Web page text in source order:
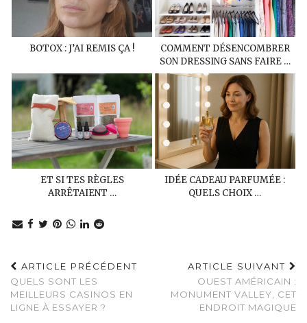
BOTOX : J’AI REMIS ÇA !
COMMENT DÉSENCOMBRER
SON DRESSING SANS FAIRE …
ET SI TES RÈGLES
ARRÊTAIENT …
IDÉE CADEAU PARFUMÉE :
QUELS CHOIX …
ARTICLE PRÉCÉDENT
QUELS SONT LES
MEILLEURS CASINOS EN
LIGNE À ESSAYER ?
ARTICLE SUIVANT
OUEST AMÉRICAIN :
MONUMENT VALLEY, CET
ENDROIT MAGIQUE